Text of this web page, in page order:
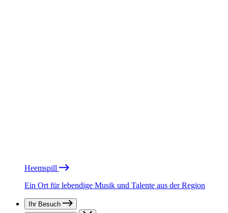
Heemspill
Ein Ort für lebendige Musik und Talente aus der Region
Ihr Besuch